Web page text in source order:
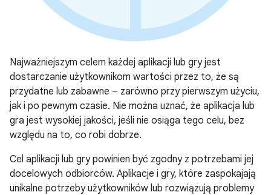
Najważniejszym celem każdej aplikacji lub gry jest
dostarczanie użytkownikom wartości przez to, że są
przydatne lub zabawne – zarówno przy pierwszym użyciu,
jak i po pewnym czasie. Nie można uznać, że aplikacja lub
gra jest wysokiej jakości, jeśli nie osiąga tego celu, bez
względu na to, co robi dobrze.
Cel aplikacji lub gry powinien być zgodny z potrzebami jej
docelowych odbiorców. Aplikacje i gry, które zaspokajają
unikalne potrzeby użytkowników lub rozwiązują problemy